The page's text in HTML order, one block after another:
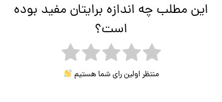
این مطلب چه اندازه برایتان مفید بوده
است؟
منتظر اولین رای شما هستیم